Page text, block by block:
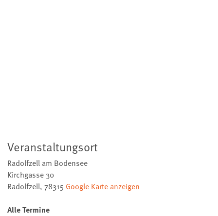
Veranstaltungsort
Radolfzell am Bodensee
Kirchgasse 30
Radolfzell, 78315 Google Karte anzeigen
Alle Termine